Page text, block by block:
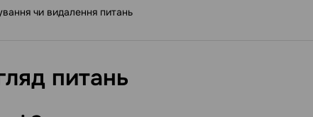
чи видалення питань
питань